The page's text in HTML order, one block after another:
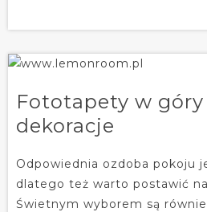
Fototapety w
dekoracje
Odpowiednia ozdoba pokoju
dlatego też warto postawić
Świetnym wyborem są